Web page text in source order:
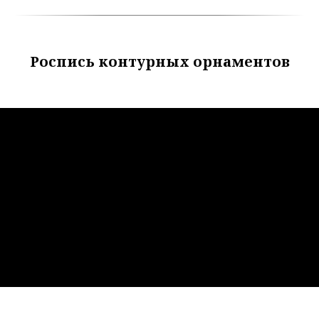
Роспись контурных орнаментов